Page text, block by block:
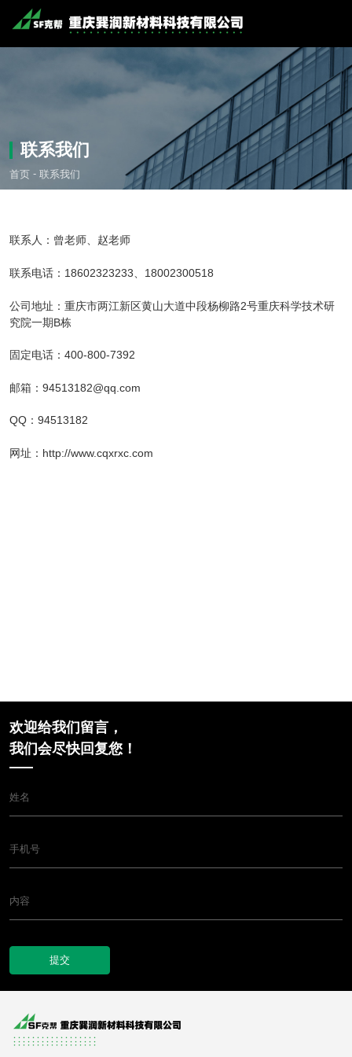
联系我们
首页 - 联系我们
联系人：曾老师、赵老师
联系电话：18602323233、18002300518
公司地址：重庆市两江新区黄山大道中段杨柳路2号重庆科学技术研
究院一期B栋
固定电话：400-800-7392
邮箱：94513182@qq.com
QQ：94513182
网址：http://www.cqxrxc.com
欢迎给我们留言，
我们会尽快回复您！
提交